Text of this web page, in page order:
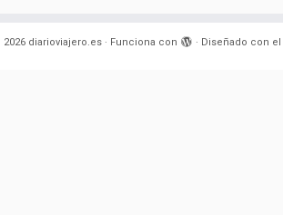
diarioviajero.es · Funciona con · Diseñado con el